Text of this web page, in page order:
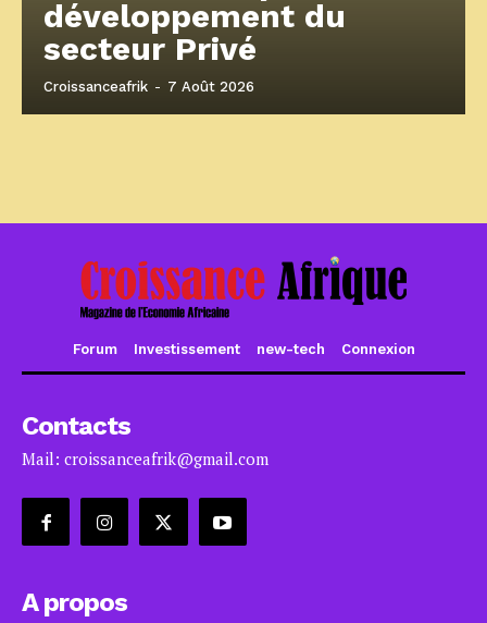
développement du
secteur Privé
Croissanceafrik - 7 Août 2026
Forum Investissement new-tech Connexion
Contacts
Mail: croissanceafrik@gmail.com
A propos